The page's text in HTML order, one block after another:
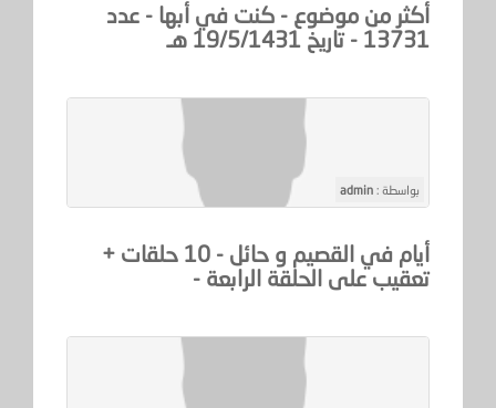
أكثر من موضوع - كنت في أبها - عدد
13731 - تاريخ 19/5/1431 هـ
بواسطة : admin
أيام في القصيم و حائل - 10 حلقات +
تعقيب على الحلقة الرابعة -